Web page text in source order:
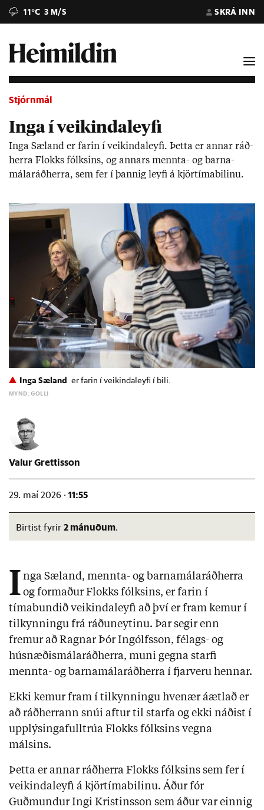
11°C 3 M/S SKRÁ INN
Stjórnmál
Inga í veikindaleyfi
Inga Sæ­land er far­in í veik­inda­leyfi. Þetta er ann­ar ráð­
herra Flokks fólks­ins, og ann­ars mennta- og barna­
mála­ráð­herra, sem fer í þannig leyfi á kjör­tíma­bil­inu.
Inga Sæland er farin í veikindaleyfi í bili.
MYND: GOLLI
Valur Grettisson
29. maí 2026 · 11:55
Birtist fyrir 2 mánuðum.
I nga Sæland, mennta- og barnamálaráðherra
og formaður Flokks fólksins, er farin í
tímabundið veikindaleyfi að því er fram kemur í
tilkynningu frá ráðuneytinu. Þar segir enn
fremur að Ragnar Þór Ingólfsson, félags- og
húsnæðismálaráðherra, muni gegna starfi
mennta- og barnamálaráðherra í fjarveru hennar.
Ekki kemur fram í tilkynningu hvenær áætlað er
að ráðherrann snúi aftur til starfa og ekki náðist í
upplýsingafulltrúa Flokks fólksins vegna
málsins.
Þetta er annar ráðherra Flokks fólksins sem fer í
veikindaleyfi á kjörtímabilinu. Áður fór
Guðmundur Ingi Kristinsson sem áður var einnig